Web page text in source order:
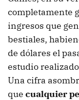
completamente
ingresos que
bestiales,
de dólares el
estudio
Una cifra
que cualquier